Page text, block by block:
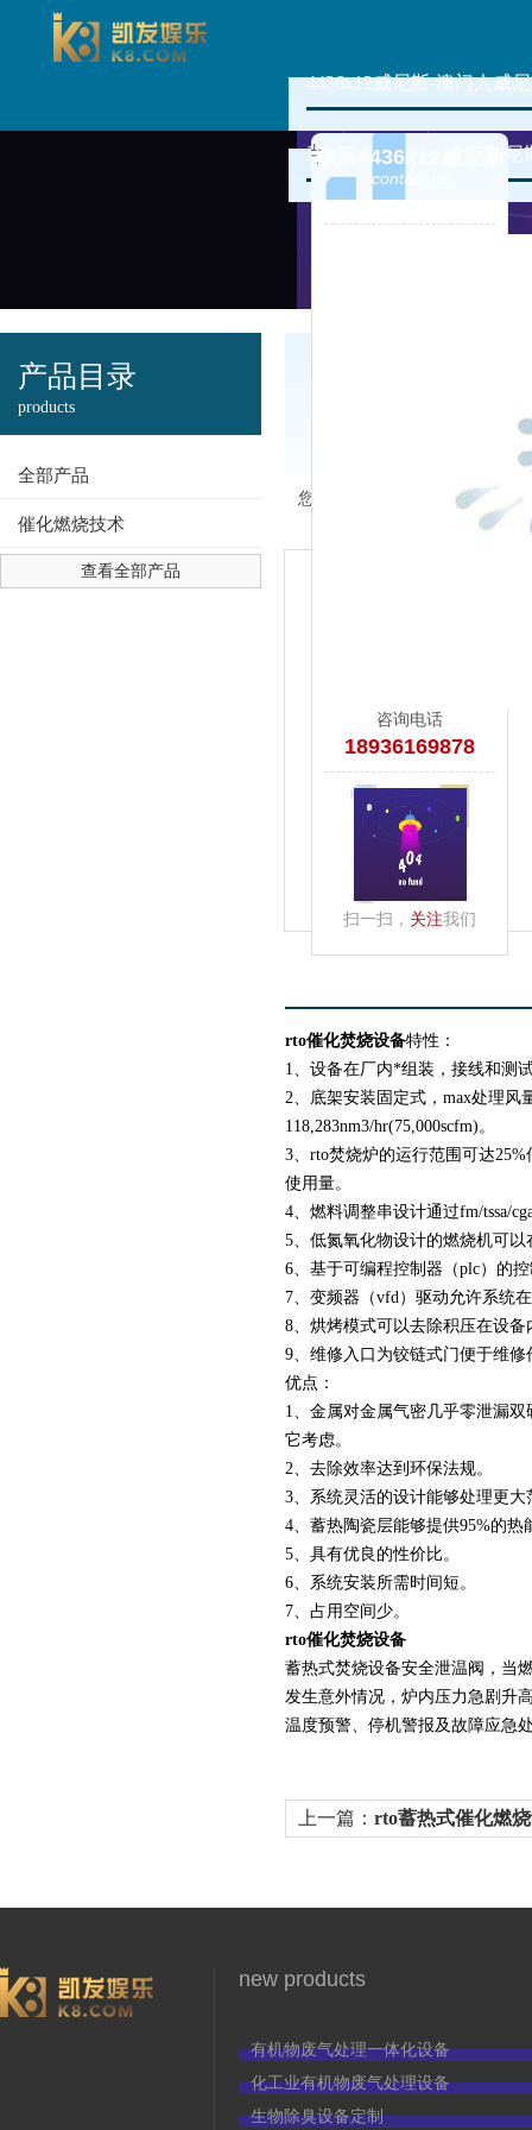
4436x12威尼斯-澳门人威
新闻资讯 4436x12威
产品目录
products
全部产品
催化燃烧技术
查看全部产品
您现在的位置： 4436x12威尼
rto催化焚烧设备特性：
1、设备在厂内*组装，接线和测
2、底架安装固定式，max处理风
118,283nm3/hr(75,000scfm)。
3、rto焚烧炉的运行范围可达
使用量。
4、燃料调整串设计通过fm/tssa/
5、低氮氧化物设计的燃烧机可
6、基于可编程控制器（plc）的
7、变频器（vfd）驱动允许系统
8、烘烤模式可以去除积压在设
9、维修入口为铰链式门便于维修
优点：
1、金属对金属气密几乎零泄漏
它考虑。
2、去除效率达到环保法规。
3、系统灵活的设计能够处理更
4、蓄热陶瓷层能够提供95%的
5、具有优良的性价比。
6、系统安装所需时间短。
7、占用空间少。
rto催化焚烧设备
蓄热式焚烧设备安全泄温阀，当
发生意外情况，炉内压力急剧升
温度预警、停机警报及故障应急
上一篇： rto蓄热式催化燃
new products
有机物废气处理一体化设备
化工业有机物废气处理设备
生物除臭设备定制
联系4436x12威尼斯
contact us
咨询电话
18936169878
扫一扫， 关注我们